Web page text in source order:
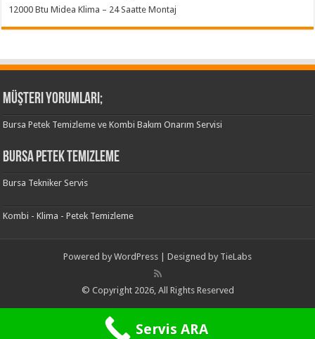
12000 Btu Midea Klima – 24 Saatte Montaj
Müşteri Yorumları;
Bursa Petek Temizleme ve Kombi Bakım Onarım Servisi
Bursa Petek Temizleme
Bursa Tekniker Servis
Kombi - Klima - Petek Temizleme
Powered by WordPress | Designed by TieLabs
© Copyright 2026, All Rights Reserved
Servis ARA